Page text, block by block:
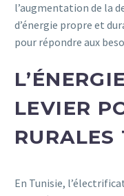
l’augmentation de la
d’énergie propre et
pour répondre aux
LEVIER
RURALES
En Tunisie,